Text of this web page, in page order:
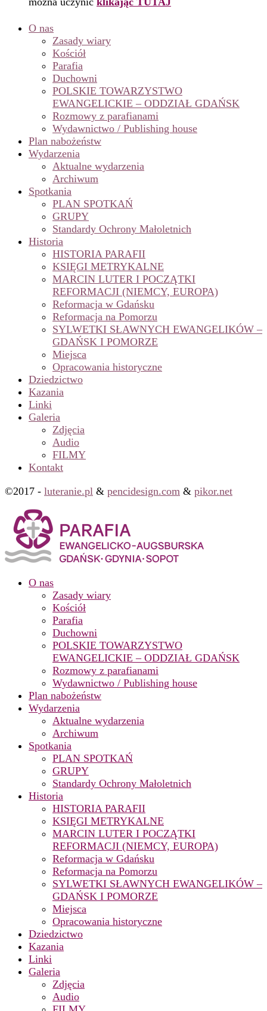
O nas
Zasady wiary
Kościół
Parafia
Duchowni
POLSKIE TOWARZYSTWO
EWANGELICKIE – ODDZIAŁ GDAŃSK
Rozmowy z parafianami
Wydawnictwo / Publishing house
Plan nabożeństw
Wydarzenia
Aktualne wydarzenia
Archiwum
Spotkania
PLAN SPOTKAŃ
GRUPY
Standardy Ochrony Małoletnich
Historia
HISTORIA PARAFII
KSIĘGI METRYKALNE
MARCIN LUTER I POCZĄTKI
REFORMACJI (NIEMCY, EUROPA)
Reformacja w Gdańsku
Reformacja na Pomorzu
SYLWETKI SŁAWNYCH EWANGELIKÓW –
GDAŃSK I POMORZE
Miejsca
Opracowania historyczne
Dziedzictwo
Kazania
Linki
Galeria
Zdjęcia
Audio
FILMY
Kontakt
©2017 - luteranie.pl & pencidesign.com & pikor.net
O nas
Zasady wiary
Kościół
Parafia
Duchowni
POLSKIE TOWARZYSTWO
EWANGELICKIE – ODDZIAŁ GDAŃSK
Rozmowy z parafianami
Wydawnictwo / Publishing house
Plan nabożeństw
Wydarzenia
Aktualne wydarzenia
Archiwum
Spotkania
PLAN SPOTKAŃ
GRUPY
Standardy Ochrony Małoletnich
Historia
HISTORIA PARAFII
KSIĘGI METRYKALNE
MARCIN LUTER I POCZĄTKI
REFORMACJI (NIEMCY, EUROPA)
Reformacja w Gdańsku
Reformacja na Pomorzu
SYLWETKI SŁAWNYCH EWANGELIKÓW –
GDAŃSK I POMORZE
Miejsca
Opracowania historyczne
Dziedzictwo
Kazania
Linki
Galeria
Zdjęcia
Audio